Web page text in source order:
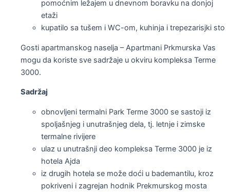
pomoćnim ležajem u dnevnom boravku na donjoj
etaži
kupatilo sa tušem i WC-om, kuhinja i trepezarisjki sto
Gosti apartmanskog naselja – Apartmani Prkmurska Vas
mogu da koriste sve sadržaje u okviru kompleksa Terme
3000.
Sadržaj
obnovljeni termalni Park Terme 3000 se sastoji iz
spoljašnjeg i unutrašnjeg dela, tj. letnje i zimske
termalne rivijere
ulaz u unutrašnji deo kompleksa Terme 3000 je iz
hotela Ajda
iz drugih hotela se može doći u bademantilu, kroz
pokriveni i zagrejan hodnik Prekmurskog mosta